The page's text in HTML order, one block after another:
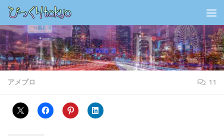
コンテンツの下
アメブロ 11